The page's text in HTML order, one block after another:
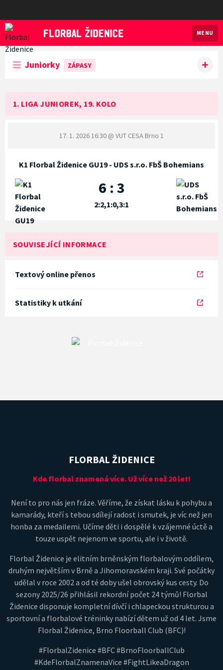
Florbal Židenice
MENU
Juniorky ZÁPASY
1. LIGA JUNIOREK, 19. KOLO
17. 1. 2026 16:30 @ VUT CESA Brno 1
K1 Florbal Židenice GU19 - UDS s.r.o. FbŠ Bohemians
6 : 3
2:2,1:0,3:1
SOUVISEJÍCÍ INFORMACE
Textový online přenos
Statistiky k utkání
FLORBAL ŽIDENICE
Kde florbal znamená více. Už více než 20 let!
Není to pro nás jen fráze. Věříme, že získat lásku k pohybu a
kamarády, kteří s tebou sdílejí radost i smutek, je víc než jen
honba za medailemi. Učíme děti i dospělé k vzájemné úctě a
touze uspět nejenom ve sportu, ale i v životě.
Florbal Židenice je elitním brněnským florbalovým oddílem,
druhým největším v Brně a Jihomoravském kraji. Své počátky
udělal v roce 2002 a od té doby ušel obrovský kus cesty. Do
sezony 2025/26 přihlásil rekordní počet 24 týmů! Florbal
Židenice disponuje kompletní dívčí i chlapeckou strukturou a
sportovní a florbalové tréninky nabízí dětem už od 4 let. Jsme
Florbal Židenice, Brno Floorball Club (BFC)!
#FlorbalZidenice #BFC #BrnoFloorballClub
#KdeFlorbalZnamenaVice #FightLikeaDragon